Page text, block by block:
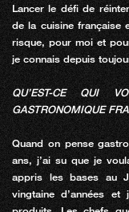
Lancer le défi de
de la cuisine française
risque, pour moi et
je connais depuis
QU’EST-CE QUI
GASTRONOMIQUE
Quand on pense
ans, j’ai su que je
appris les bases au
vingtaine d’années